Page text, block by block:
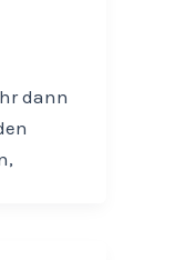
dann